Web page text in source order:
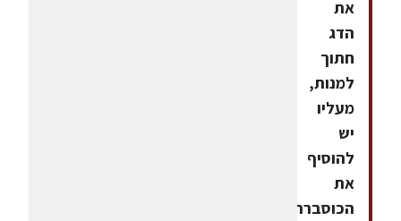
את
הדג
חתוך
למנות,
מעליו
יש
להוסיף
את
הכוסברה